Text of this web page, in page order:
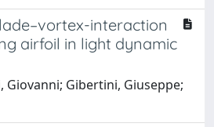
interaction
airfoil in light dynamic
Giovanni; Gibertini, Giuseppe;